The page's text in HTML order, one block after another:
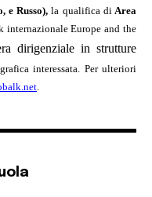
e Russo),la qualifica di Area
Europe and the
dirigenziale in strutture
interessata. Per ulteriori
.